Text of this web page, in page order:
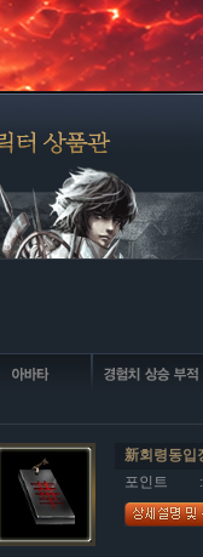
新회령동입
포인트